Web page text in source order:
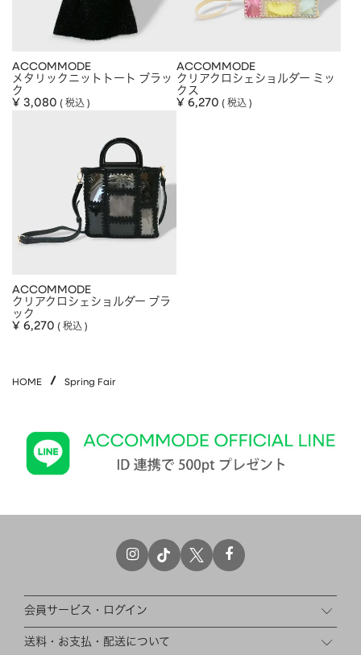
ACCOMMODE
メタリックニットトート ブラッ
ク
¥ 3,080 税込
ACCOMMODE
クリアクロシェショルダー ミッ
クス
¥ 6,270 税込
ACCOMMODE
クリアクロシェショルダー ブラ
ック
¥ 6,270 税込
HOME Spring Fair
会員サービス・ログイン
送料・お支払・配送について